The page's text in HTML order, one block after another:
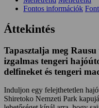
Fontos információk
Áttekintés
Tapasztalja meg Rausu
izgalmas tengeri
delfineket és tengeri
Induljon egy felejthetetlen
Shiretoko Nemzeti Park